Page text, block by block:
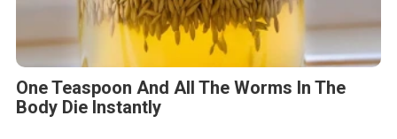
One Teaspoon And All The Worms In The
Body Die Instantly